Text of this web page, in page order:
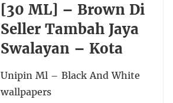
[30 ML] – Brown Di
Seller Tambah Jaya
Swalayan – Kota
Unipin Ml – Black And White
wallpapers